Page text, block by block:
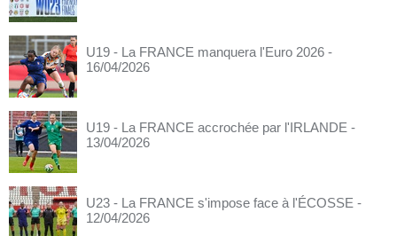
U19 - La FRANCE manquera l'Euro 2026 -
16/04/2026
U19 - La FRANCE accrochée par l'IRLANDE -
13/04/2026
U23 - La FRANCE s'impose face à l'ÉCOSSE -
12/04/2026